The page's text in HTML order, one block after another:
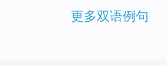
更多双语例句